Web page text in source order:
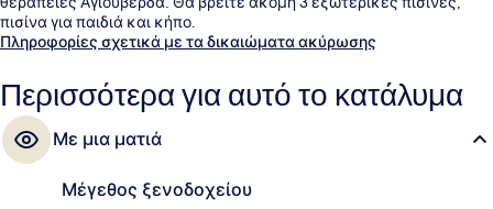
πισίνα για παιδιά και κήπο.
Πληροφορίες σχετικά με τα δικαιώματα ακύρωσης
Περισσότερα για αυτό το κατάλυμα
Με μια ματιά
Μέγεθος ξενοδοχείου